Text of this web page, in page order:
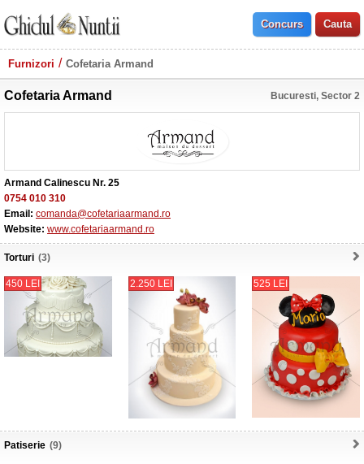
Furnizori Cofetaria Armand
Cofetaria Armand Bucuresti, Sector 2
Armand Calinescu Nr. 25
0754 010 310
Email: comanda@cofetariaarmand.ro
Website: www.cofetariaarmand.ro
Torturi (3)
450 LEI 2.250 LEI 525 LEI
Patiserie (9)